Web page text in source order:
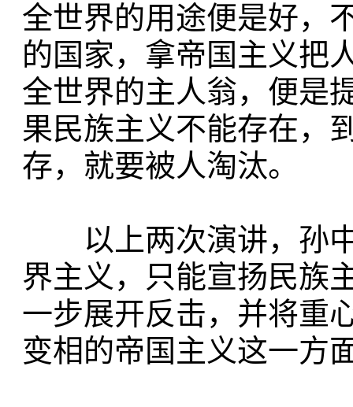
全世界的用途便是好，
的国家，拿帝国主义把
全世界的主人翁，便
果民族主义不能存在，
存，就要被人淘汰。
以上两次演讲，孙中
界主义，只能宣扬民族
一步展开反击，并将重
变相的帝国主义这一方